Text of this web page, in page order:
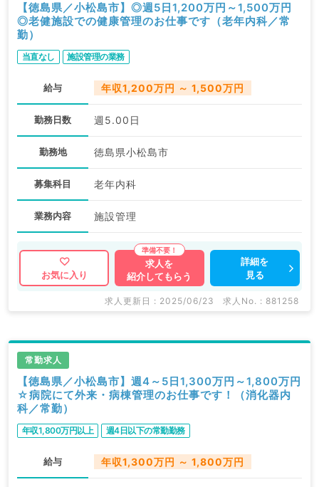
【徳島県／小松島市】◎週5日1,200万円～1,500万円
◎老健施設での健康管理のお仕事です（老年内科／常
勤）
当直なし 施設管理の業務
給与 年収1,200万円 ～ 1,500万円
勤務日数 週5.00日
勤務地 徳島県小松島市
募集科目 老年内科
業務内容 施設管理
お気に入り
求人を
紹介してもらう
詳細を
見る
求人更新日 : 2025/06/23 求人No. : 881258
常勤求人
【徳島県／小松島市】週4～5日1,300万円～1,800万円
☆病院にて外来・病棟管理のお仕事です！（消化器内
科／常勤）
年収1,800万円以上 週4日以下の常勤勤務
給与 年収1,300万円 ～ 1,800万円